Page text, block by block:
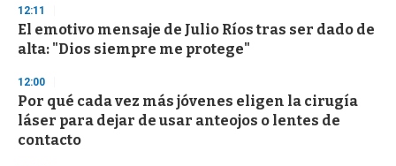
s
e
c
o
d
s
12:11
El emotivo mensaje de Julio Ríos tras ser dado de
alta: "Dios siempre me protege"
12:00
Por qué cada vez más jóvenes eligen la cirugía
láser para dejar de usar anteojos o lentes de
contacto